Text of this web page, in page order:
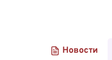
Новости